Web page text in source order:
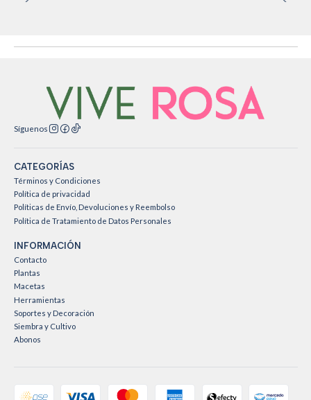
Síguenos
CATEGORÍAS
Términos y Condiciones
Política de privacidad
Políticas de Envío, Devoluciones y Reembolso
Política de Tratamiento de Datos Personales
INFORMACIÓN
Contacto
Plantas
Macetas
Herramientas
Soportes y Decoración
Siembra y Cultivo
Abonos